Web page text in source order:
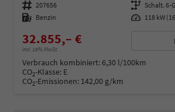
Fahrzeugnummer 207656 Getriebe Schalt. 6-
Kraftstoff Benzin Leistung 118 kW
32.855,– €
incl. 19% MwSt.
Verbrauch kombiniert:6,30 l/100km
CO2-Klasse: E
CO2-Emissionen: 142,00 g/km